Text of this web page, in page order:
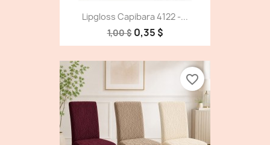
Lipgloss Capibara 4122 -...
1,00 $ 0,35 $
favorite_border